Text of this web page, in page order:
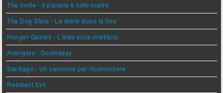
The Invite - Il piacere è tutto nostro
The Dog Stars - Le stelle dopo la fine
Hunger Games - L'alba sulla mietitura
Avengers - Doomsday
Santiago - Un cammino per ricominciare
Resident Evil